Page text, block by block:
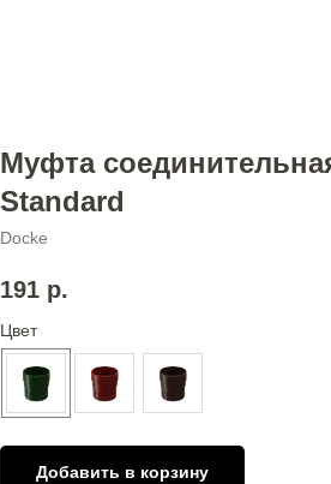
Муфта
Standard
Docke
191 р.
Цвет
Добавить в корзину